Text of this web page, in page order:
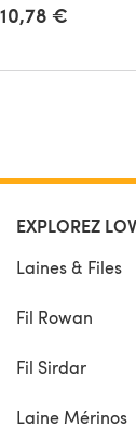
10,78 €
EXPLOREZ
Laines & Files
Fil Rowan
Fil Sirdar
Laine Mérinos